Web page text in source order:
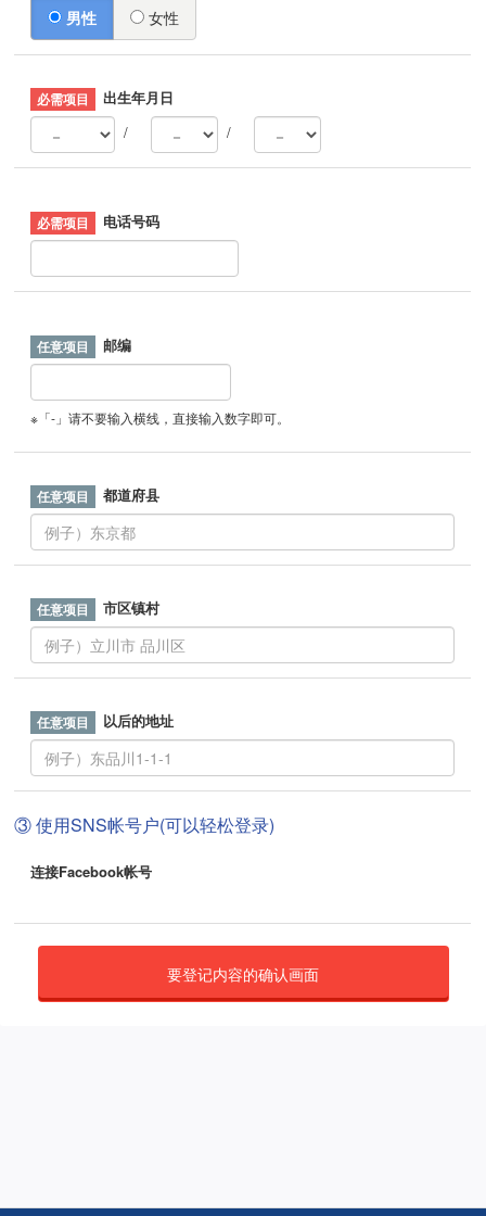
男性 女性
出生年月日
/
/
电话号码
邮编
※「-」请不要输入横线，直接输入数字即可。
都道府县
市区镇村
以后的地址
③ 使用SNS帐号户(可以轻松登录)
连接Facebook帐号